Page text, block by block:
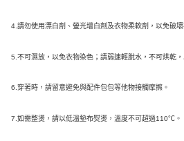
4.請勿使用漂白劑、螢光增白劑及衣物柔軟劑，以免破壞
5.不可濕放，以免衣物染色；請弱速輕脫水，不可烘乾，
6.穿著時，請留意避免與配件包包等他物接觸摩擦。
7.如需整燙，請以低溫墊布熨燙，溫度不可超過110℃。